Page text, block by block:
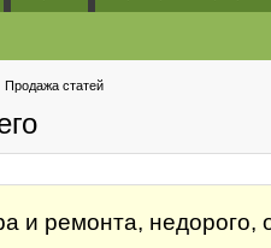
Продажа статей
и ремонта,